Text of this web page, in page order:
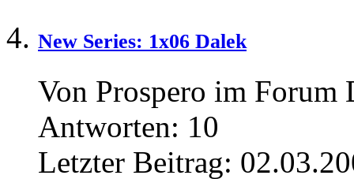
New Series: 1x06 Dalek
Von Prospero im
Antworten: 10
Letzter Beitrag: